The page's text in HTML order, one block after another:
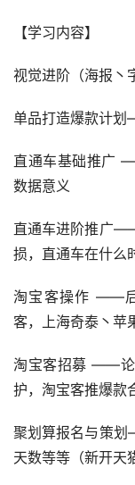
【学习内容】
视觉进阶（海报
单品打造爆款计
直通车基础推广
数据意义
直通车进阶推广
损，直通车在什么
淘宝客操作 ——
客，上海奇泰丶苹
淘宝客招募 ——论
护，淘宝客推爆款
聚划算报名与策
天数等等（新开天